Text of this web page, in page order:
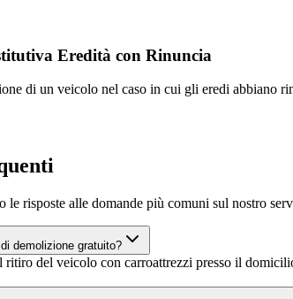
Eredità con Rinuncia
di un veicolo nel caso in cui gli eredi abbiano
le risposte alle domande più comuni sul nostro
demolizione gratuito?
del veicolo con carroattrezzi presso il